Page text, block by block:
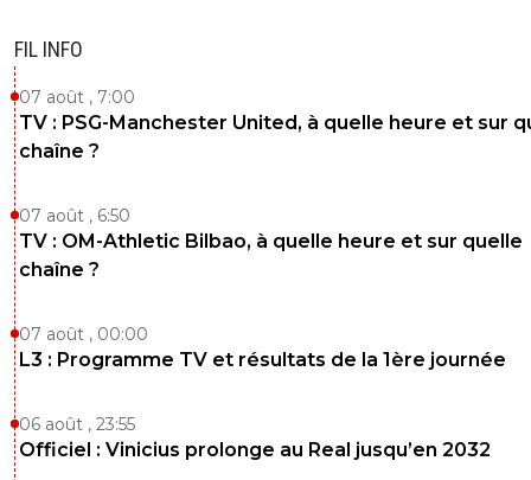
FIL INFO
07 août , 7:00
TV : PSG-Manchester United, à quelle heure et sur
chaîne ?
07 août , 6:50
TV : OM-Athletic Bilbao, à quelle heure et sur quelle
chaîne ?
07 août , 00:00
L3 : Programme TV et résultats de la 1ère journée
06 août , 23:55
Officiel : Vinicius prolonge au Real jusqu’en 2032